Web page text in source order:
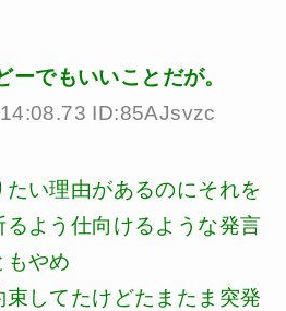
ーでもいいことだが。
ID:85AJsvzc
い理由があるのにそれを
るよう仕向けるような発言
もやめ
してたけどたまたま突発